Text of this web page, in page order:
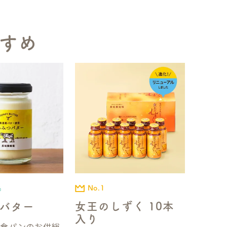
め
ター
女王のしずく 10本
入り
No.1